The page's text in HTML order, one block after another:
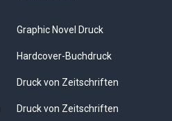
Graphic Novel Druck
Hardcover-Buchdruck
Druck von Zeitschriften
Druck von Zeitschriften